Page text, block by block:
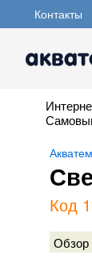
Контакты
Код
Обзор